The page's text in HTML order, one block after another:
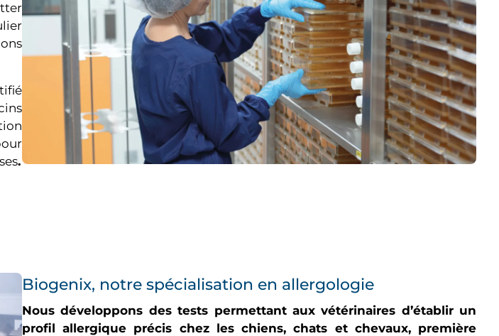
.
Biogenix, notre spécialisation en allergologie
Nous développons des tests permettant aux vétérinaires d’établir un
profil allergique précis chez les chiens, chats et chevaux, première